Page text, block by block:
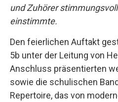
und Zuhörer
einstimmte.
Den feierlichen Auftakt
5b unter der Leitung von
Anschluss präsentierten
sowie die schulischen
Repertoire, das von